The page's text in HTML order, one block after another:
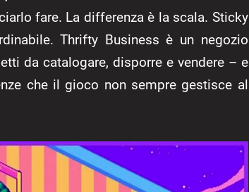
fare. La differenza è la scala. Sticky
Thrifty Business è un negozio
da catalogare, disporre e vendere – e
che il gioco non sempre gestisce al